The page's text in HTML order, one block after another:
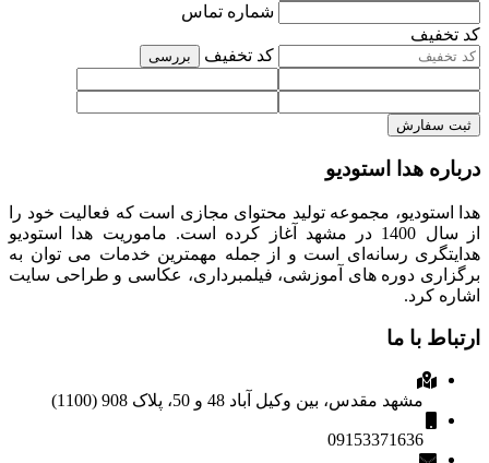
شماره تماس
کد تخفیف
کد تخفیف
بررسی
ثبت سفارش
درباره هدا استودیو
هدا استودیو، مجموعه تولید محتوای مجازی است که فعالیت خود را
از سال 1400 در مشهد آغاز کرده است. ماموریت هدا استودیو
هدایتگری رسانه‌ای است و از جمله مهمترین خدمات می توان به
برگزاری دوره های آموزشی، فیلمبرداری، عکاسی و طراحی سایت
اشاره کرد.
ارتباط با ما
مشهد مقدس، بین وکیل آباد 48 و 50، پلاک 908 (1100)